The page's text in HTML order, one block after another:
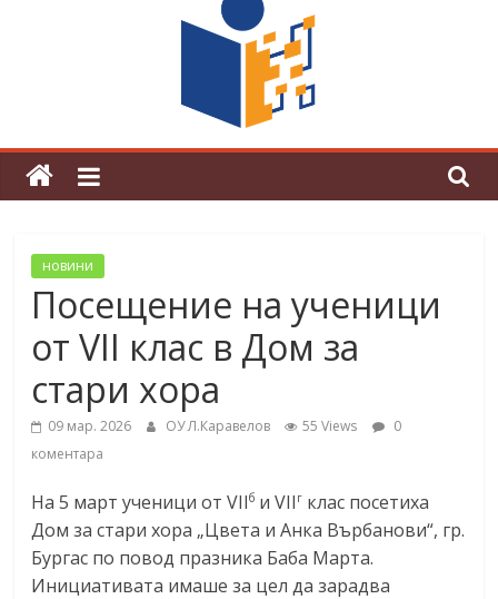
граници“
Магията на Андерсен оживя в ОУ
„Любен Каравелов“
новини
Посещение на ученици
от VII клас в Дом за
стари хора
09 мар. 2026 ОУ Л.Каравелов 55 Views
0
коментара
На 5 март ученици от VIIб и VII г клас посетиха
Дом за стари хора „Цвета и Анка Върбанови“, гр.
Бургас по повод празника Баба Марта.
Инициативата имаше за цел да зарадва